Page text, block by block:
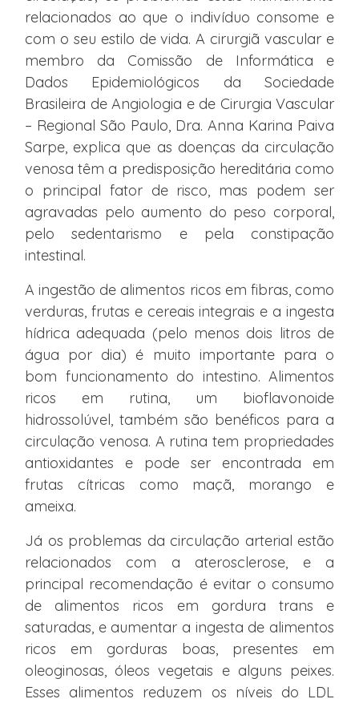
relacionados ao que o indivíduo consome e
com o seu estilo de vida. A cirurgiã vascular e
membro da Comissão de Informática e
Dados Epidemiológicos da Sociedade
Brasileira de Angiologia e de Cirurgia Vascular
– Regional São Paulo, Dra. Anna Karina Paiva
Sarpe, explica que as doenças da circulação
venosa têm a predisposição hereditária como
o principal fator de risco, mas podem ser
agravadas pelo aumento do peso corporal,
pelo sedentarismo e pela constipação
intestinal.
A ingestão de alimentos ricos em fibras, como
verduras, frutas e cereais integrais e a ingesta
hídrica adequada (pelo menos dois litros de
água por dia) é muito importante para o
bom funcionamento do intestino. Alimentos
ricos em rutina, um bioflavonoide
hidrossolúvel, também são benéficos para a
circulação venosa. A rutina tem propriedades
antioxidantes e pode ser encontrada em
frutas cítricas como maçã, morango e
ameixa.
Já os problemas da circulação arterial estão
relacionados com a aterosclerose, e a
principal recomendação é evitar o consumo
de alimentos ricos em gordura trans e
saturadas, e aumentar a ingesta de alimentos
ricos em gorduras boas, presentes em
oleoginosas, óleos vegetais e alguns peixes.
Esses alimentos reduzem os níveis do LDL